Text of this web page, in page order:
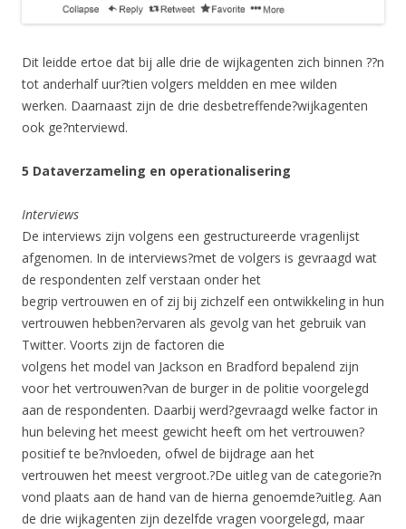
Dit leidde ertoe dat bij alle drie de wijkagenten zich binnen ??n
tot anderhalf uur?tien volgers meldden en mee wilden
werken. Daarnaast zijn de drie desbetreffende?wijkagenten
ook ge?nterviewd.
5 Dataverzameling en operationalisering
Interviews
De interviews zijn volgens een gestructureerde vragenlijst
afgenomen. In de interviews?met de volgers is gevraagd wat
de respondenten zelf verstaan onder het
begrip vertrouwen en of zij bij zichzelf een ontwikkeling in hun
vertrouwen hebben?ervaren als gevolg van het gebruik van
Twitter. Voorts zijn de factoren die
volgens het model van Jackson en Bradford bepalend zijn
voor het vertrouwen?van de burger in de politie voorgelegd
aan de respondenten. Daarbij werd?gevraagd welke factor in
hun beleving het meest gewicht heeft om het vertrouwen?
positief te be?nvloeden, ofwel de bijdrage aan het
vertrouwen het meest vergroot.?De uitleg van de categorie?n
vond plaats aan de hand van de hierna genoemde?uitleg. Aan
de drie wijkagenten zijn dezelfde vragen voorgelegd, maar